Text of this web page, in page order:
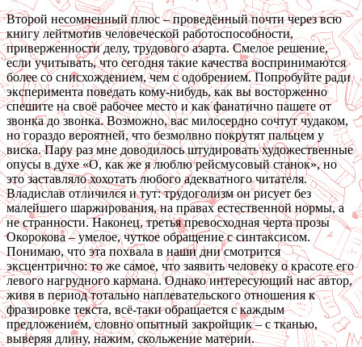
Второй несомненный плюс – проведённый почти через всю
книгу лейтмотив человеческой работоспособности,
приверженности делу, трудового азарта. Смелое решение,
если учитывать, что сегодня такие качества воспринимаются
более со снисхождением, чем с одобрением. Попробуйте ради
эксперимента поведать кому-нибудь, как вы восторженно
спешите на своё рабочее место и как фанатично пашете от
звонка до звонка. Возможно, вас милосердно сочтут чудаком,
но гораздо вероятней, что безмолвно покрутят пальцем у
виска. Пару раз мне доводилось штудировать художественные
опусы в духе «О, как же я люблю рейсмусовый станок», но
это заставляло хохотать любого адекватного читателя.
Владислав отличился и тут: трудоголизм он рисует без
малейшего шаржирования, на правах естественной нормы, а
не странности. Наконец, третья превосходная черта прозы
Окорокова – умелое, чуткое обращение с синтаксисом.
Понимаю, что эта похвала в наши дни смотрится
эксцентрично: то же самое, что заявить человеку о красоте его
левого нагрудного кармана. Однако интересующий нас автор,
живя в период тотально наплевательского отношения к
фразировке текста, всё-таки обращается с каждым
предложением, словно опытный закройщик – с тканью,
выверяя длину, нажим, скольжение материи.